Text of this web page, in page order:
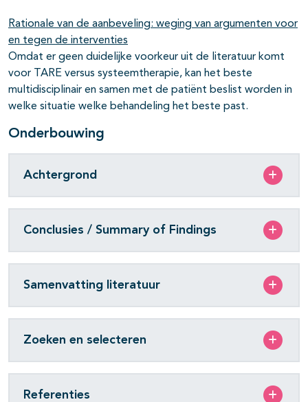
Rationale van de aanbeveling: weging van argumenten voor
en tegen de interventies
Omdat er geen duidelijke voorkeur uit de literatuur komt
voor TARE versus systeemtherapie, kan het beste
multidisciplinair en samen met de patiënt beslist worden in
welke situatie welke behandeling het beste past.
Onderbouwing
Achtergrond
Conclusies / Summary of Findings
Samenvatting literatuur
Zoeken en selecteren
Referenties